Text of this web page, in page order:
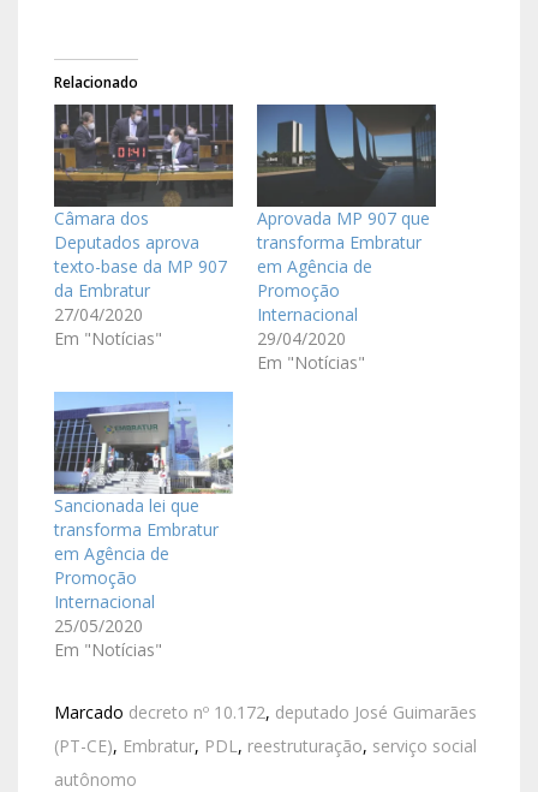
Relacionado
Câmara dos
Deputados aprova
texto-base da MP 907
da Embratur
27/04/2020
Em "Notícias"
Aprovada MP 907 que
transforma Embratur
em Agência de
Promoção
Internacional
29/04/2020
Em "Notícias"
Sancionada lei que
transforma Embratur
em Agência de
Promoção
Internacional
25/05/2020
Em "Notícias"
Marcado decreto nº 10.172, deputado José Guimarães
(PT-CE), Embratur, PDL, reestruturação, serviço social
autônomo